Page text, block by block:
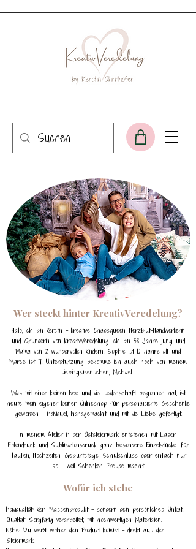
Wer steckt hinter KreativVeredelung?
Hallo, ich bin Kerstin – kreative Chaosqueen, Herzblut-Handwerkerin
und Gründerin von KreativVeredelung. Ich bin 38 Jahre jung und
Mama von 2 wundervollen Kindern. Sophie ist 10 Jahre alt und
Marcel ist 7. Unterstützung bekomme ich auch noch von meinem
Lieblingsmenschen, Michael.
Was mit einer kleinen Idee und viel Leidenschaft begonnen hat, ist
heute mein eigener kleiner Onlineshop für personalisierte Geschenke
geworden – individuell, handgemacht und mit viel Liebe gefertigt.
In meinem Atelier in der Oststeiermark entstehen mit Laser,
Foliendruck und Sublimationsdruck ganz besondere Einzelstücke: für
Taufen, Hochzeiten, Geburtstage, Schulschluss oder einfach nur
so – weil Schenken Freude macht.
Wofür ich stehe
Individualität: Kein Massenprodukt – sondern dein persönliches Unikat.
Qualität: Sorgfältig verarbeitet, mit hochwertigen Materialien.
Nähe: Du weißt, woher dein Produkt kommt – direkt aus der
Steiermark.